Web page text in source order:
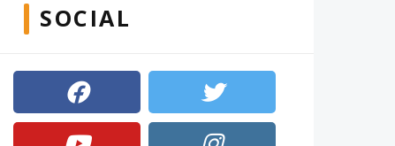
SOCIAL